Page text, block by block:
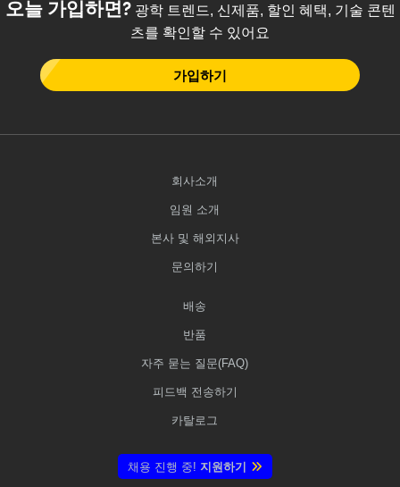
오늘 가입하면?광학 트렌드, 신제품, 할인 혜택, 기술 콘텐
츠를 확인할 수 있어요
가입하기
회사소개
임원 소개
본사 및 해외지사
문의하기
배송
반품
자주 묻는 질문(FAQ)
피드백 전송하기
카탈로그
채용 진행 중! 지원하기